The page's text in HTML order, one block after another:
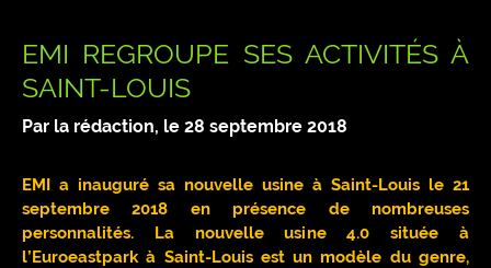
EMI REGROUPE SES ACTIVITÉS À
SAINT-LOUIS
Par la rédaction, le 28 septembre 2018
EMI a inauguré sa nouvelle usine à Saint-Louis le 21
septembre 2018 en présence de nombreuses
personnalités. La nouvelle usine 4.0 située à
l’Euroeastpark à Saint-Louis est un modèle du genre,